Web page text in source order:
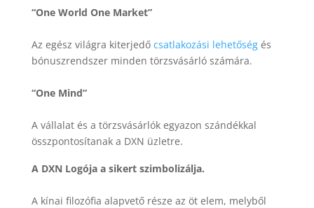
“One World One Market”
Az egész világra kiterjedő csatlakozási lehetőségés
bónuszrendszer minden törzsvásárló számára.
“One Mind”
A vállalat és a törzsvásárlók egyazon szándékkal
összpontosítanak a DXN üzletre.
A DXN Logója a sikert szimbolizálja.
A kínai filozófia alapvető része az öt elem, melyből